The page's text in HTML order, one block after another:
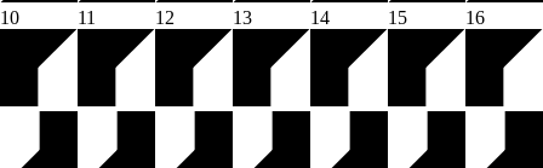
10 11 12 13 14 15 16